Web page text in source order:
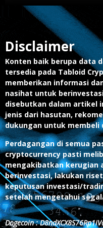
Disclaimer
Konten baik berupa data
tersedia pada Tabloid
memberikan informasi
nasihat untuk
disebutkan dalam artikel
jenis dari hasutan,
dukungan untuk membeli
Perdagangan di semua
cryptocurrency pasti
mengakibatkan kerugian
berinvestasi, lakukan
keputusan investasi/
setelah mengetahui
Dogecoin :